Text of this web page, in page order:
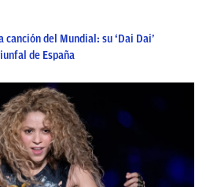
del Mundial: su ‘Dai Dai’
de España